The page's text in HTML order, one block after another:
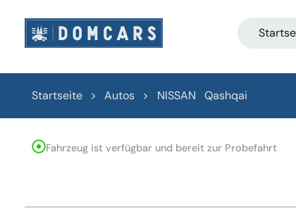
Startseite > Autos > NISSAN Qashqai
Fahrzeug ist verfügbar und bereit zur Probefahrt